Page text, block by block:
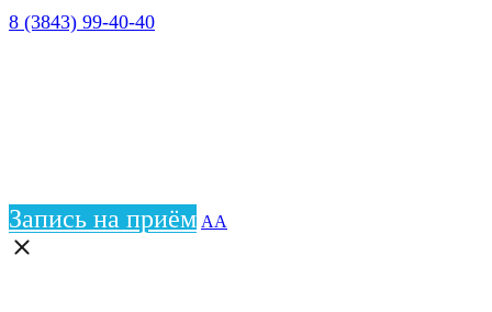
8 (3843) 99-40-40
Запись на приём АА